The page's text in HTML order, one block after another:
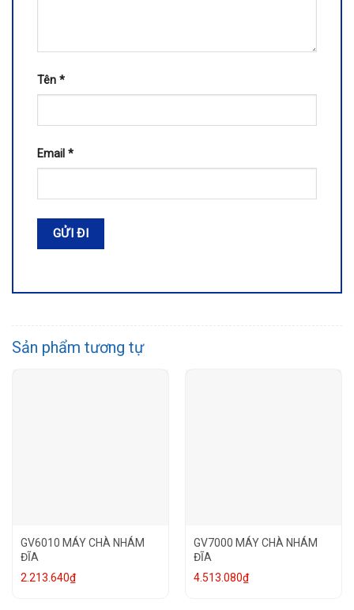
Tên *
Email *
Sản phẩm tương tự
GV6010 MÁY CHÀ NHÁM
ĐĨA
2.213.640₫
GV7000 MÁY CHÀ NHÁM
ĐĨA
4.513.080₫